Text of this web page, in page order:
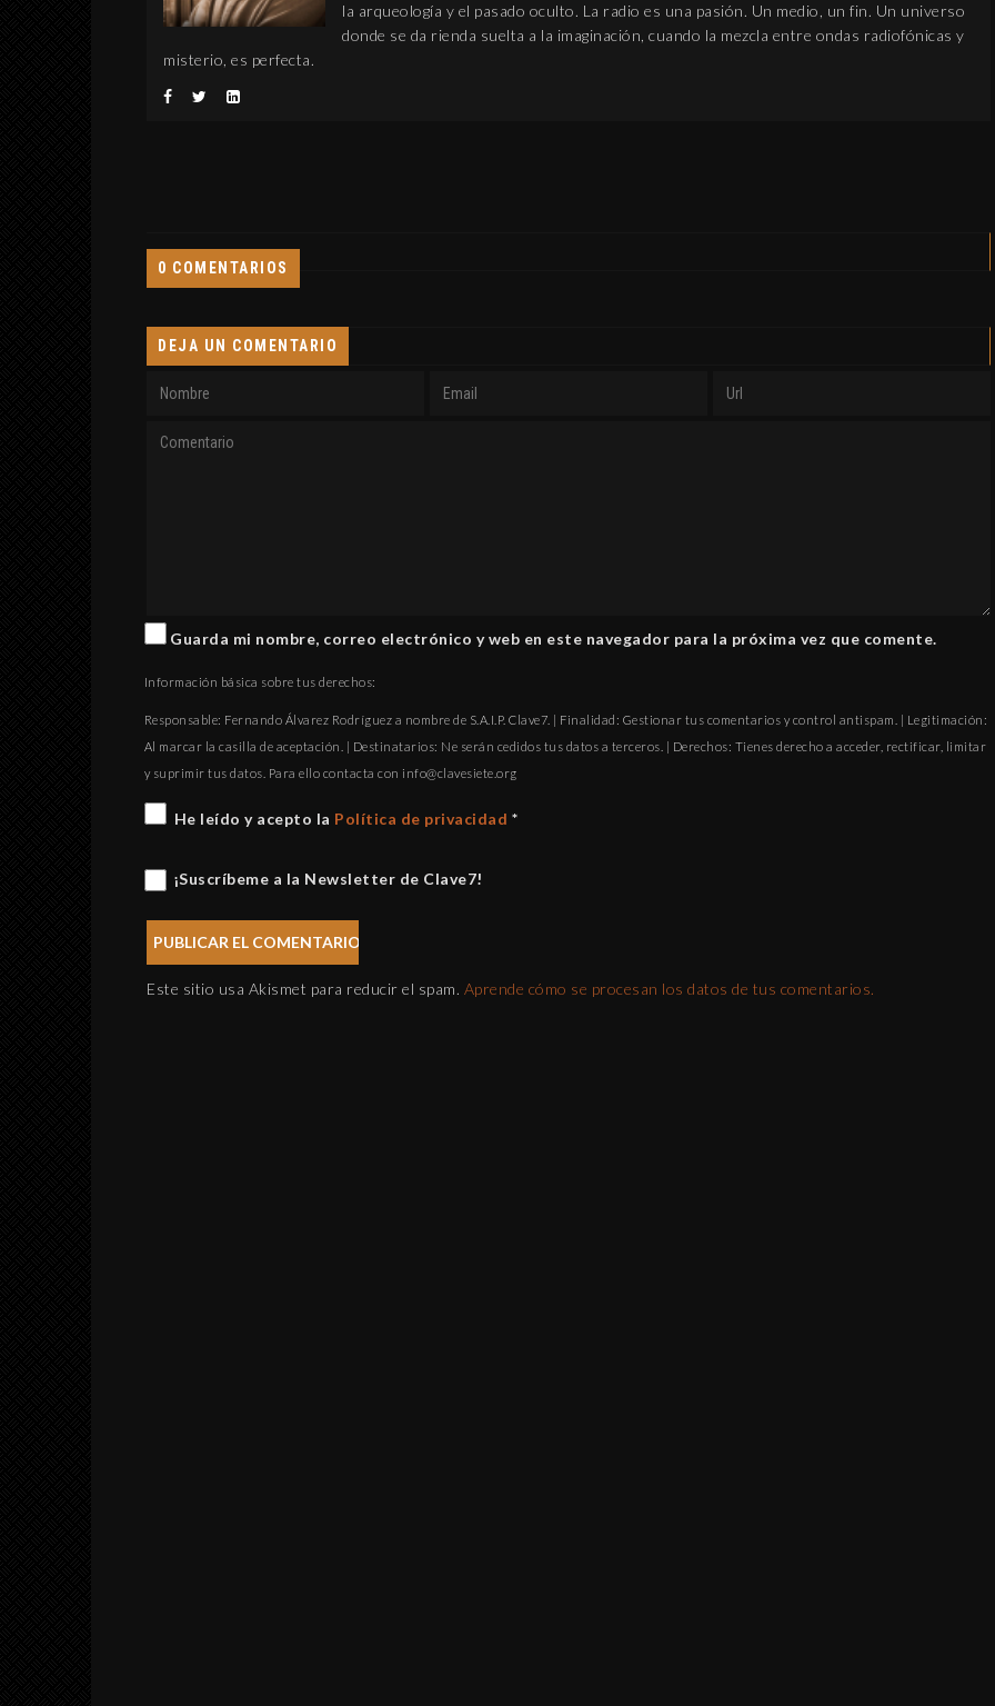
la arqueología y el pasado oculto. La radio es una pasión. Un medio, un fin. Un universo
donde se da rienda suelta a la imaginación, cuando la mezcla entre ondas radiofónicas y
misterio, es perfecta.
0 COMENTARIOS
DEJA UN COMENTARIO
Guarda mi nombre, correo electrónico y web en este navegador para la próxima vez que comente.
Información básica sobre tus derechos:
Responsable: Fernando Álvarez Rodríguez a nombre de S.A.I.P. Clave7. | Finalidad: Gestionar tus comentarios y control antispam. | Legitimación:
Al marcar la casilla de aceptación. | Destinatarios: Ne serán cedidos tus datos a terceros. | Derechos: Tienes derecho a acceder, rectificar, limitar
y suprimir tus datos. Para ello contacta con gro.eteisevalc@ofni
He leído y acepto la Política de privacidad *
¡Suscríbeme a la Newsletter de Clave7!
Este sitio usa Akismet para reducir el spam. Aprende cómo se procesan los datos de tus comentarios.
MUNDO APÓCRIFO
8 septiembre, 2019
EL